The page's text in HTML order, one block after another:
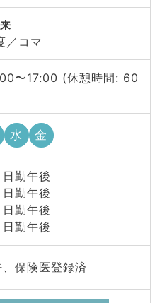
／コマ
〜17:00 (休憩時間: 60
水 金
勤午後
勤午後
勤午後
勤午後
保険医登録済